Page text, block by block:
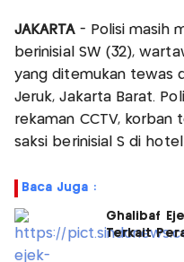
JAKARTA- Polisi masih
berinisial SW (32),
yang ditemukan tewas
Jeruk, Jakarta Barat.
rekaman CCTV,
saksi berinisial S di
Baca Juga :
Ghalibaf
Terkait